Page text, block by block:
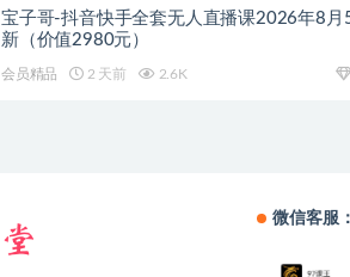
宝子哥-抖音快手全套无人直播课2026年8月
新（价值2980元）
会员精品 2 天前 2.6K
微信客服：